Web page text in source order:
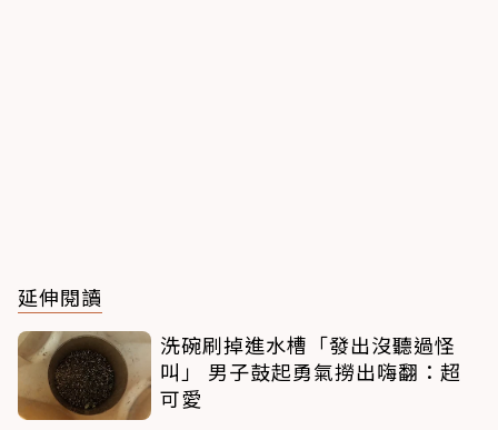
延伸閱讀
洗碗刷掉進水槽「發出沒聽過怪
叫」 男子鼓起勇氣撈出嗨翻：超
可愛